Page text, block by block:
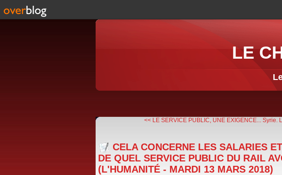
LE
<< LE SERVICE PUBLIC, UNE EXIGENCE... Syrie.
CELA CONCERNE LES SALARIES
DE QUEL SERVICE PUBLIC DU RAIL
(L'HUMANITÉ - MARDI 13 MARS 2018)